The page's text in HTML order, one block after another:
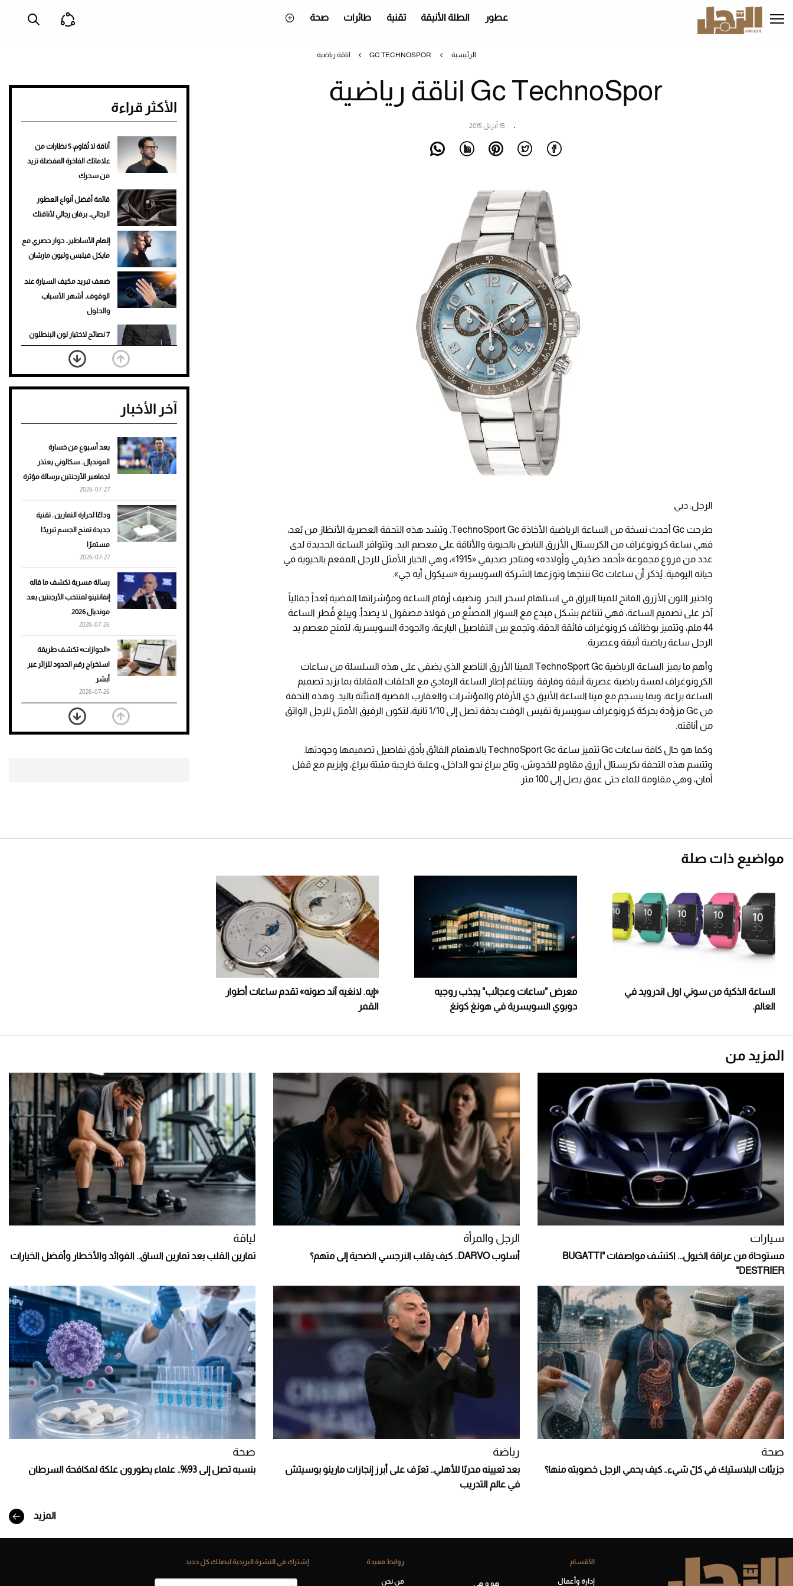
إلى
المحتوى
عطور الطلة الأنيقة تقنية طائرات صحة
الرئيسية GC TECHNOSPOR اناقة رياضية
Gc TechnoSpor اناقة رياضية
15 أبريل 2015
الرجل: دبي
طرحت Gc أحدث نسخة من الساعة الرياضية الأخاذة TechnoSport Gc. وتشد هذه التحفة العصرية الأنظارَ من بُعد،
فهي ساعة كرونوغراف من الكريستال الأزرق النابض بالحيوية والأناقة على معصم اليد. وتتوافر الساعة الجديدة لدى
عدد من فروع مجموعة «أحمد صدّيقي وأولاده» ومتاجر صديقي «1915»، وهي الخيار الأمثل للرجل المفعم بالحيوية في
حياته اليومية. يُذكر أن ساعات Gc تنتجها وتوزعها الشركة السويسرية «سيكول أيه جي».
واختير اللون الأزرق الفاتح للمينا البراق في استلهام لسحر البحر. وتضيف أرقام الساعة ومؤشراتها الفضية بُعداً جمالياً
آخر على تصميم الساعة، فهي تتناغم بشكل مبدع مع السوار المصنَّع من فولاذ مصقول لا يصدأ. ويبلغ قُطر الساعة
44 ملم، وتتميز بوظائف كرونوغراف فائقة الدقة، وتجمع بين التفاصيل البارعة، والجودة السويسرية، لتمنح معصم يد
الرجل ساعة رياضية أنيقة وعصرية.
وأهم ما يميز الساعة الرياضية TechnoSport Gc المينا الأزرق الناصع الذي يضفي على هذه السلسلة من ساعات
الكرونوغراف لمسة رياضية عصرية أنيقة وفارقة. ويتناغم إطار الساعة الرمادي مع الحلقات المقابلة بما يزيد تصميم
الساعة براعة، وبما ينسجم مع مينا الساعة الأنيق ذي الأرقام والمؤشرات والعقارب الفضية المثبَّتة باليد. وهذه التحفة
من Gc مزوَّدة بحركة كرونوغراف سويسرية تقيس الوقت بدقة تصل إلى 1/10 ثانية، لتكون الرفيق الأمثل للرجل الواثق
من أناقته.
وكما هو حال كافة ساعات Gc تتميز ساعة TechnoSport Gc بالاهتمام الفائق بأدق تفاصيل تصميمها وجودتها.
وتتسم هذه التحفة بكريستال أزرق مقاوم للخدوش، وتاج ببراغ نحو الداخل، وعلبة خارجية مثبتة ببراغ، وإبزيم مع قفل
أمان، وهي مقاومة للماء حتى عمق يصل إلى 100 متر.
الأكثر قراءة
أناقة لا تُقاوم: 5 نظارات من
علاماتك الفاخرة المفضلة تزيد
من سحرك
قائمة أفضل أنواع العطور
الرجالي.. برفان رجالي لأناقتك
إلهام الأساطير.. حوار حصري مع
مايكل فيلبس وليون مارشان
ضعف تبريد مكيف السيارة عند
الوقوف.. أشهر الأسباب
والحلول
7 نصائح لاختيار لون البنطلون
المناسب للقميص الأسود
نرى المستقبل من خلال
تصميماتنا.. كيف حجزت 1886
تمنحك فخامة استثنائية
هوى الأبطال
أفضل تدريج للشعر الطويل
لإطلالة جريئة وعصرية
للرجال
آخر الأخبار
بعد أسبوع من خسارة
المونديال.. سكالوني يعتذر
لجماهير الأرجنتين برسالة مؤثرة
2026-07-27
وداعًا لحرارة التمارين.. تقنية
جديدة تمنح الجسم تبريدًا
مستمرًا
2026-07-27
رسالة مسربة تكشف ما قاله
إنفانتينو لمنتخب الأرجنتين بعد
مونديال 2026
2026-07-26
«الجوازات» تكشف طريقة
استخراج رقم الحدود للزائر عبر
أبشر
2026-07-26
بعد 7 أشهر من تعرضه لحادث
مروع.. جوشوا يفوز على برينغا
أقصر يوم في 2026 يقترب.. ماذا
مواضيع ذات صلة
الساعة الذكية من سوني اول اندرويد في
العالم.
معرض "ساعات وعجائب" يجذب روجيه
دوبوي السويسرية في هونغ كونغ
«إيه. لانغيه آند صونه» تقدم ساعات أطوار
القمر
المزيد من
سيارات
مستوحاة من عراقة الخيول... اكتشف مواصفات "BUGATTI
DESTRIER"
الرجل والمرأة
أسلوب DARVO.. كيف يقلب النرجسي الضحية إلى متهم؟
لياقة
تمارين القلب بعد تمارين الساق.. الفوائد والأخطار وأفضل الخيارات
صحة
جزيئات البلاستيك في كلّ شيء.. كيف يحمي الرجل خصوبته منها؟
رياضة
بعد تعيينه مدربًا للأهلي.. تعرّف على أبرز إنجازات مارينو بوسيتش
في عالم التدريب
صحة
بنسبه تصل إلى 93%.. علماء يطورون علكة لمكافحة السرطان
المزيد
الأقسام
إدارة وأعمال هو و هي
روابط مفيدة
من نحن
إشترك فى النشرة البريدية ليصلك كل جديد